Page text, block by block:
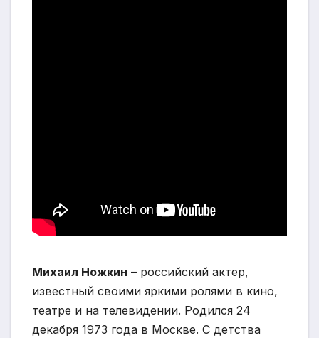
Михаил Ножкин – российский актер,
известный своими яркими ролями в кино,
театре и на телевидении. Родился 24
декабря 1973 года в Москве. С детства